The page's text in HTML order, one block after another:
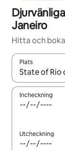
Janeiro
Hitta och
Plats
När
Incheckning
Utcheckning